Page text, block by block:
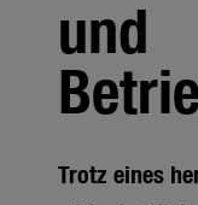
und
Trotz eines